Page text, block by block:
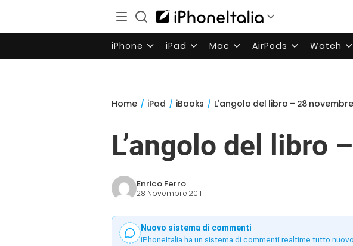
iPhone iPad Mac AirPods Watch
Home / iPad / iBooks / L’angolo del libro – 28 novembre
L’angolo del libro
Enrico Ferro
28 Novembre 2011
Nuovo sistema di commenti
iPhoneItalia ha un sistema di commenti realtime tutto